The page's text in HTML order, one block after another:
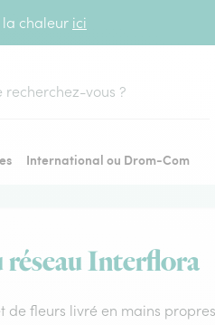
la chaleur ici
International ou Drom-Com
réseau Interflora
de fleurs livré en mains